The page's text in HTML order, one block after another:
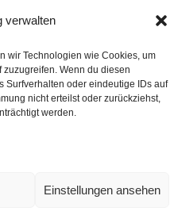
verwalten
wir Technologien wie Cookies, um
Wenn du diesen
Surfverhalten oder eindeutige IDs auf
nicht erteilst oder zurückziehst,
werden.
Einstellungen ansehen
Kontakt